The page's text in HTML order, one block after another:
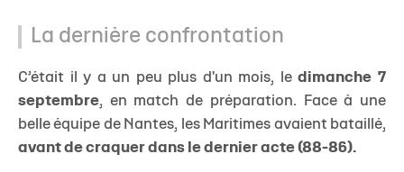
La dernière confrontation
C’était il y a un peu plus d'un mois, ledimanche 7
septembre, en match de préparation. Face à une
belle équipe de Nantes, les Maritimes avaient bataillé,
avant de craquer dans le dernier acte (88-86).